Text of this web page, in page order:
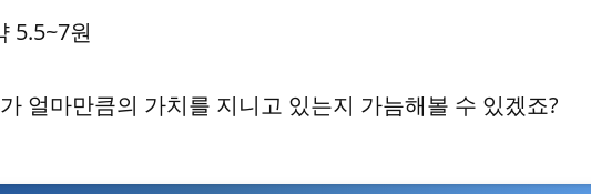
5.5~7원
얼마만큼의 가치를 지니고 있는지 가늠해볼 수 있겠죠?